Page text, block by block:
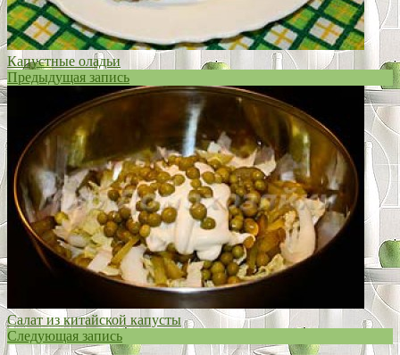
Капустные оладьи
Предыдущая запись
Салат из китайской капусты
Следующая запись